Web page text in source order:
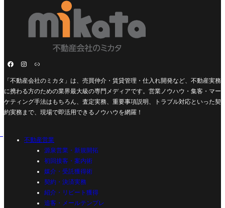
「不動産会社のミカタ」は、売買仲介・賃貸管理・仕入れ開発など、不動産実務
に携わる方のための業界最大級の専門メディアです。営業ノウハウ・集客・マー
ケティング手法はもちろん、査定実務、重要事項説明、トラブル対応といった契
約実務まで、現場で即活用できるノウハウを網羅！
不動産営業
源泉営業・新規開拓
初回接客・案内術
媒介・受託獲得術
契約・決済実務
紹介・リピート獲得
追客・メールテンプレ